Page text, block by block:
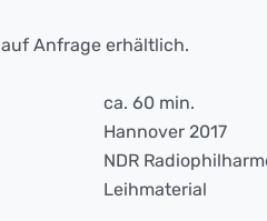
Anfrage erhältlich.
ca. 60 min.
Hannover 2017
NDR
Leihmaterial